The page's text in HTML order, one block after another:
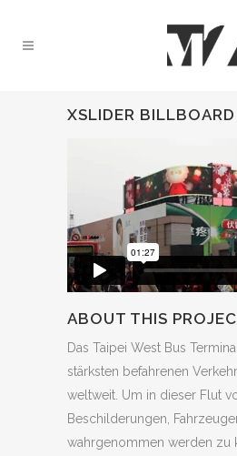
XSLIDER BILLBOARD
ABOUT THIS
Das Taipei West Bus
stärksten befahrenen
weltweit. Um in dieser Flut
Beschilderungen,
wahrgenommen werden zu